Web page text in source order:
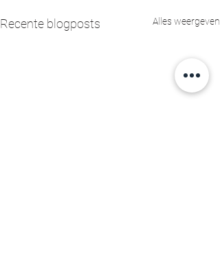
Recente blogposts Alles weergeven